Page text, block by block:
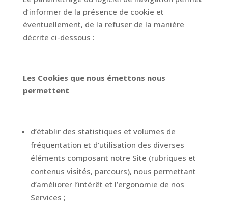
d’informer de la présence de cookie et
éventuellement, de la refuser de la manière
décrite ci-dessous :
Les Cookies que nous émettons nous
permettent
d’établir des statistiques et volumes de
fréquentation et d’utilisation des diverses
éléments composant notre Site (rubriques et
contenus visités, parcours), nous permettant
d’améliorer l’intérêt et l’ergonomie de nos
Services ;